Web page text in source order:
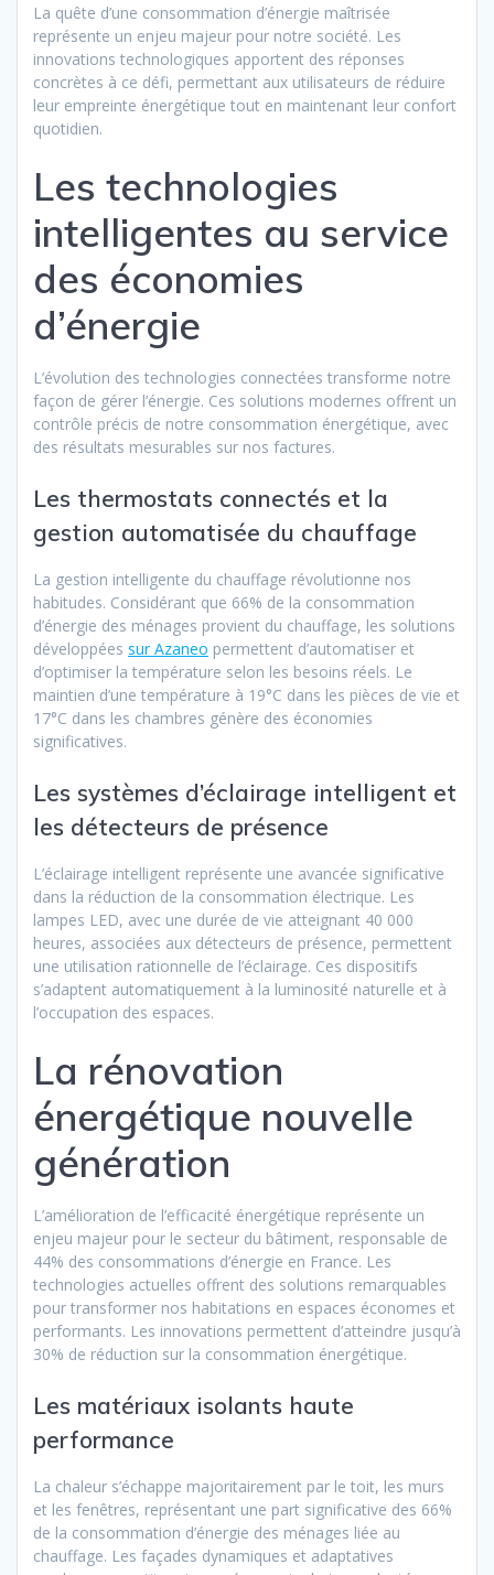
La quête d’une consommation d’énergie maîtrisée
représente un enjeu majeur pour notre société. Les
innovations technologiques apportent des réponses
concrètes à ce défi, permettant aux utilisateurs de réduire
leur empreinte énergétique tout en maintenant leur confort
quotidien.
Les technologies
intelligentes au service
des économies
d’énergie
L’évolution des technologies connectées transforme notre
façon de gérer l’énergie. Ces solutions modernes offrent un
contrôle précis de notre consommation énergétique, avec
des résultats mesurables sur nos factures.
Les thermostats connectés et la
gestion automatisée du chauffage
La gestion intelligente du chauffage révolutionne nos
habitudes. Considérant que 66% de la consommation
d’énergie des ménages provient du chauffage, les solutions
développées sur Azaneo permettent d’automatiser et
d’optimiser la température selon les besoins réels. Le
maintien d’une température à 19°C dans les pièces de vie et
17°C dans les chambres génère des économies
significatives.
Les systèmes d’éclairage intelligent et
les détecteurs de présence
L’éclairage intelligent représente une avancée significative
dans la réduction de la consommation électrique. Les
lampes LED, avec une durée de vie atteignant 40 000
heures, associées aux détecteurs de présence, permettent
une utilisation rationnelle de l’éclairage. Ces dispositifs
s’adaptent automatiquement à la luminosité naturelle et à
l’occupation des espaces.
La rénovation
énergétique nouvelle
génération
L’amélioration de l’efficacité énergétique représente un
enjeu majeur pour le secteur du bâtiment, responsable de
44% des consommations d’énergie en France. Les
technologies actuelles offrent des solutions remarquables
pour transformer nos habitations en espaces économes et
performants. Les innovations permettent d’atteindre jusqu’à
30% de réduction sur la consommation énergétique.
Les matériaux isolants haute
performance
La chaleur s’échappe majoritairement par le toit, les murs
et les fenêtres, représentant une part significative des 66%
de la consommation d’énergie des ménages liée au
chauffage. Les façades dynamiques et adaptatives